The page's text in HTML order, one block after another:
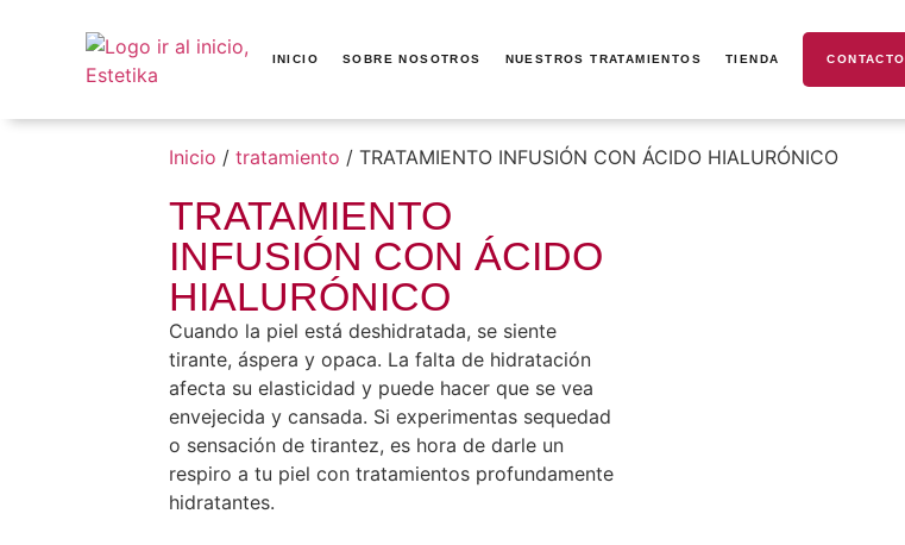
INICIO SOBRE NOSOTROS NUESTROS TRATAMIENTOS TIENDA CONTACTO
Inicio / tratamiento / TRATAMIENTO INFUSIÓN CON ÁCIDO HIALURÓNICO
TRATAMIENTO
INFUSIÓN CON ÁCIDO
HIALURÓNICO
Cuando la piel está deshidratada, se siente
tirante, áspera y opaca. La falta de hidratación
afecta su elasticidad y puede hacer que se vea
envejecida y cansada. Si experimentas sequedad
o sensación de tirantez, es hora de darle un
respiro a tu piel con tratamientos profundamente
hidratantes.